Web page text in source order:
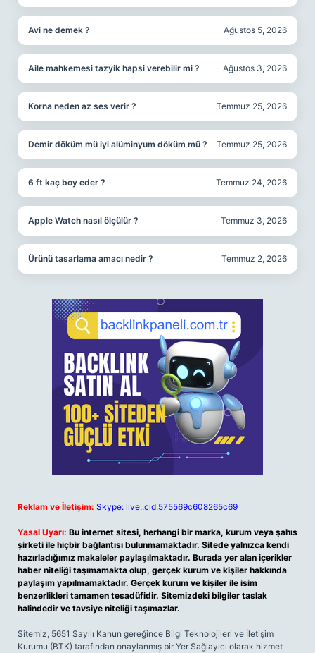
Avi ne demek ? Ağustos 5, 2026
Aile mahkemesi tazyik hapsi verebilir mi ? Ağustos 3, 2026
Korna neden az ses verir ? Temmuz 25, 2026
Demir döküm mü iyi alüminyum döküm mü ? Temmuz 25, 2026
6 ft kaç boy eder ? Temmuz 24, 2026
Apple Watch nasıl ölçülür ? Temmuz 3, 2026
Ürünü tasarlama amacı nedir ? Temmuz 2, 2026
Reklam ve İletişim: Skype: live:.cid.575569c608265c69
Yasal Uyarı: Bu internet sitesi, herhangi bir marka, kurum veya şahıs
şirketi ile hiçbir bağlantısı bulunmamaktadır. Sitede yalnızca kendi
hazırladığımız makaleler paylaşılmaktadır. Burada yer alan içerikler
haber niteliği taşımamakta olup, gerçek kurum ve kişiler hakkında
paylaşım yapılmamaktadır. Gerçek kurum ve kişiler ile isim
benzerlikleri tamamen tesadüfidir. Sitemizdeki bilgiler taslak
halindedir ve tavsiye niteliği taşımazlar.
Sitemiz, 5651 Sayılı Kanun gereğince Bilgi Teknolojileri ve İletişim
Kurumu (BTK) tarafından onaylanmış bir Yer Sağlayıcı olarak hizmet